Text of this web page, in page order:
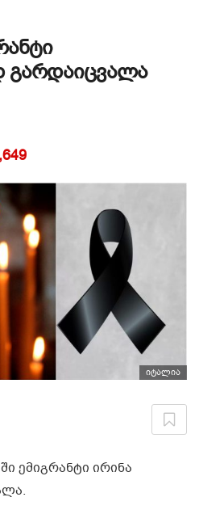
იტალია
ემიგრანტი ირინა